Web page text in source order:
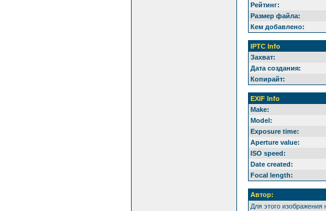
Рейтинг:
Размер файла:
Кем добавлено:
IPTC Info
Захват:
Дата создания:
Копирайт:
EXIF Info
Make:
Model:
Exposure time:
Aperture value:
ISO speed:
Date created:
Focal length:
Автор:
Для этого изображения